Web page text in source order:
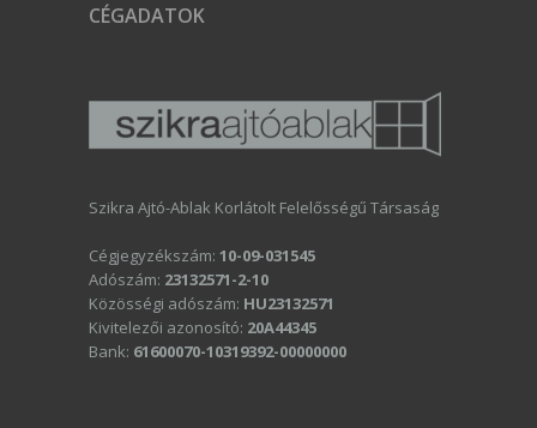
CÉGADATOK
Szikra Ajtó-Ablak Korlátolt Felelősségű Társaság
Cégjegyzékszám: 10-09-031545
Adószám: 23132571-2-10
Közösségi adószám: HU23132571
Kivitelezői azonosító: 20A44345
Bank: 61600070-10319392-00000000